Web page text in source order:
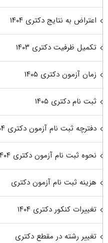
اعتراض به نتایج دکتری ۱۴۰۴
تکمیل ظرفیت دکتری ۱۴۰۳
زمان آزمون دکتری ۱۴۰۵
ثبت نام دکتری ۱۴۰۵
دفترچه ثبت نام آزمون دکتری ۱۴۰۴
نحوه ثبت نام آزمون دکتری ۱۴۰۴
هزینه ثبت نام آزمون دکتری
تغییرات کنکور دکتری ۱۴۰۴
تغییر رشته در مقطع دکتری